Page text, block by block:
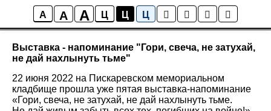
A A A Ц Ц Ц
Новости
Выставка - напоминание "Гори, свеча, не затухай,
не дай нахлынуть тьме"
22 июня 2022 на Пискаревском мемориальном
кладбище прошла уже пятая выставка-напоминание
«Гори, свеча, не затухай, не дай нахлынуть тьме.